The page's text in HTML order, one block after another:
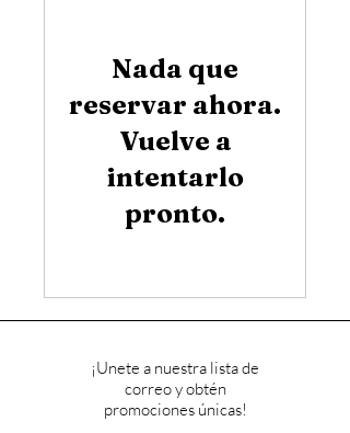
Nada que
reservar ahora.
Vuelve a
intentarlo
pronto.
¡Unete a nuestra lista de
correo y obtén
promociones únicas!